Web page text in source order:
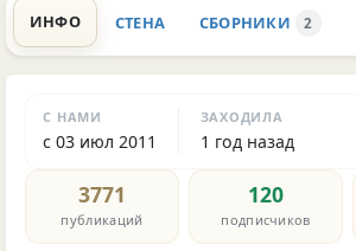
ИНФО СТЕНА СБОРНИКИ 2
С НАМИ
с 03 июл 2011
ЗАХОДИЛА
1 год назад
3771
публикаций
120
подписчиков